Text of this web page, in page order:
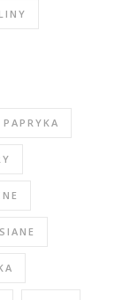
PAPRYKA